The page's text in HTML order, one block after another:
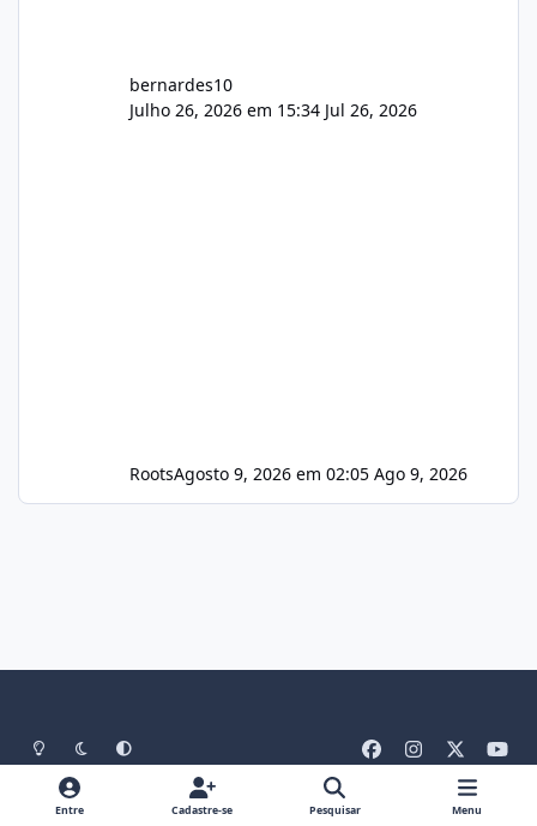
bernardes10
Julho 26, 2026 em 15:34 Jul 26, 2026
RootsAgosto 9, 2026 em 02:05 Ago 9, 2026
Light ModeDark ModeSystem Preference
a
n
o
u
Idiomas Tema Política De Privacidade
Contato
Entre Cadastre-se Pesquisar Menu